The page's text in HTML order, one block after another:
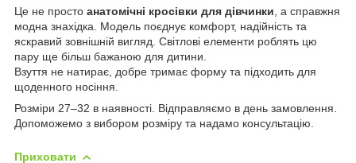
Це не просто анатомічні кросівки для дівчинки , а справжня
модна знахідка. Модель поєднує комфорт, надійність та
яскравий зовнішній вигляд. Світлові елементи роблять цю
пару ще більш бажаною для дитини.
Взуття не натирає, добре тримає форму та підходить для
щоденного носіння.
Розміри 27–32 в наявності. Відправляємо в день замовлення.
Допоможемо з вибором розміру та надамо консультацію.
Приховати